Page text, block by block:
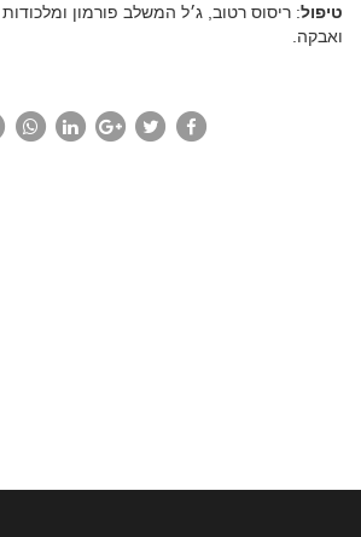
טיפול: ריסוס רטוב, ג׳ל המשלב פורמון
ואבקה.